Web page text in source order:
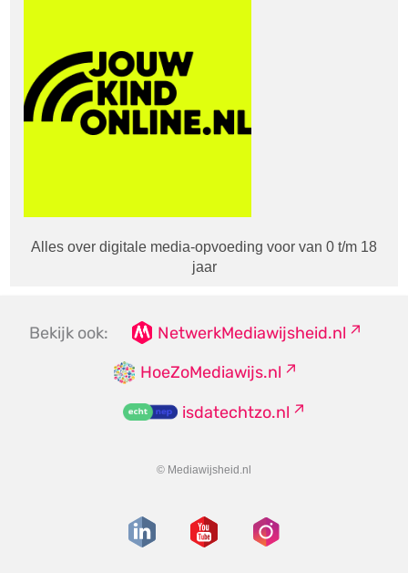
Alles over digitale media-opvoeding voor van 0 t/m 18
jaar
Bekijk ook:
NetwerkMediawijsheid.nl
HoeZoMediawijs.nl
isdatechtzo.nl
© Mediawijsheid.nl